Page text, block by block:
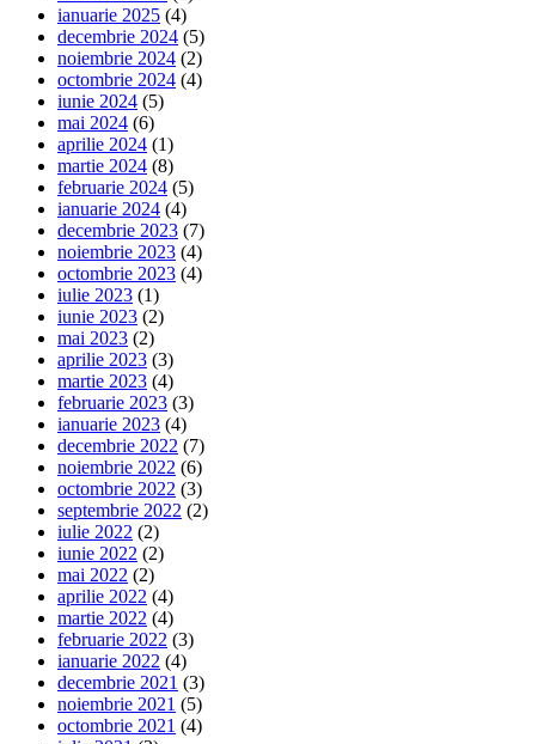
ianuarie 2025 (4)
decembrie 2024 (5)
noiembrie 2024 (2)
octombrie 2024 (4)
iunie 2024 (5)
mai 2024 (6)
aprilie 2024 (1)
martie 2024 (8)
februarie 2024 (5)
ianuarie 2024 (4)
decembrie 2023 (7)
noiembrie 2023 (4)
octombrie 2023 (4)
iulie 2023 (1)
iunie 2023 (2)
mai 2023 (2)
aprilie 2023 (3)
martie 2023 (4)
februarie 2023 (3)
ianuarie 2023 (4)
decembrie 2022 (7)
noiembrie 2022 (6)
octombrie 2022 (3)
septembrie 2022 (2)
iulie 2022 (2)
iunie 2022 (2)
mai 2022 (2)
aprilie 2022 (4)
martie 2022 (4)
februarie 2022 (3)
ianuarie 2022 (4)
decembrie 2021 (3)
noiembrie 2021 (5)
octombrie 2021 (4)